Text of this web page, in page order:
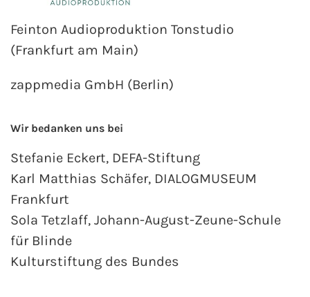
Feinton Audioproduktion Tonstudio
(Frankfurt am Main)
zappmedia GmbH (Berlin)
Wir bedanken uns bei
Stefanie Eckert, DEFA-Stiftung
Karl Matthias Schäfer, DIALOGMUSEUM
Frankfurt
Sola Tetzlaff, Johann-August-Zeune-Schule
für Blinde
Kulturstiftung des Bundes